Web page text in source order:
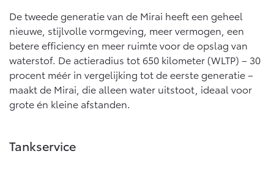
BATTERIJ-ELEKTRISCH
Vanaf € 39.995,-
BATTERIJ-ELEKTRISCH
Mirai
De tweede generatie van de Mirai heeft een geheel
nieuwe, stijlvolle vormgeving, meer vermogen, een
betere efficiency en meer ruimte voor de opslag van
waterstof. De actieradius tot 650 kilometer (WLTP) – 30
procent méér in vergelijking tot de eerste generatie –
maakt de Mirai, die alleen water uitstoot, ideaal voor
grote én kleine afstanden.
Tankservice